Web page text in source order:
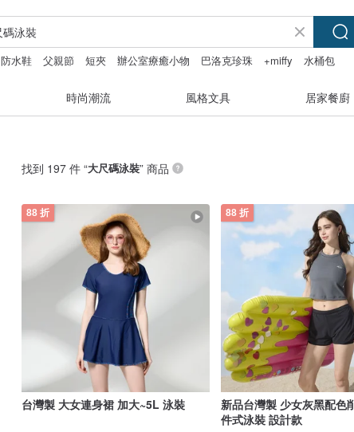
防水鞋 父親節 短夾 辦公室療癒小物 巴洛克珍珠 +miffy 水桶包
時尚潮流 風格文具 居家餐廚
找到 197 件 “大尺碼泳裝” 商品
88 折
台灣製 大女連身裙 加大~5L 泳裝
88 折
新品台灣製 少女灰黑配色
件式泳裝 設計款